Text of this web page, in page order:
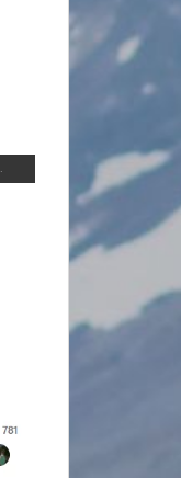
.